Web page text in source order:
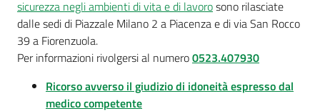
sicurezza negli ambienti di vita e di lavorosono rilasciate
dalle sedi di Piazzale Milano 2 a Piacenza e di via San Rocco
39 a Fiorenzuola.
Per informazioni rivolgersi al numero0523.407930
Ricorso avverso il giudizio di idoneità espresso dal
medico competente